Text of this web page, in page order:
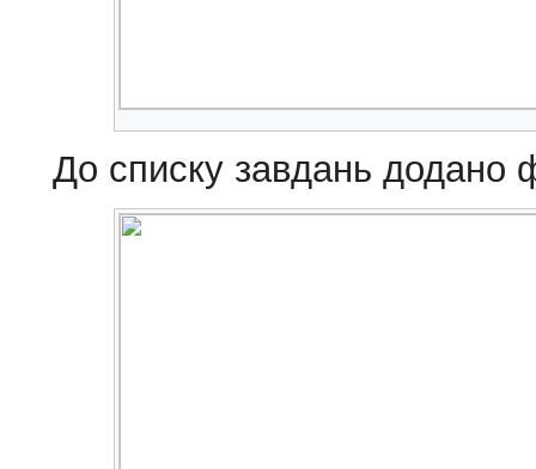
До списку завдань додано